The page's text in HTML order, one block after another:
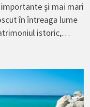
și mai mari
în întreaga lume
istoric,…